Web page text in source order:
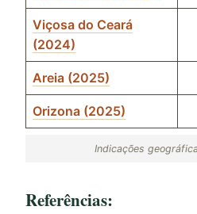
Viçosa do Ceará
(2024)
Areia (2025)
Orizona (2025)
Indicações
Referências: